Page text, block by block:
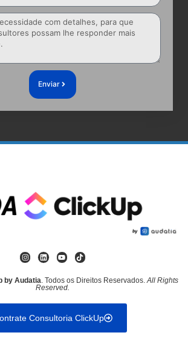
Enviar
by Audatia. Todos os Direitos Reservados.All Rights
Reserved.
Consultoria ClickUp